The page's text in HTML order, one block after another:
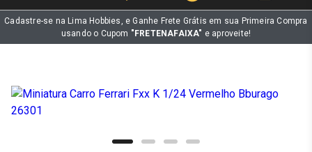
Cadastre-se na Lima Hobbies, e Ganhe Frete Grátis em sua Primeira Compra
usando o Cupom "FRETENAFAIXA" e aproveite!